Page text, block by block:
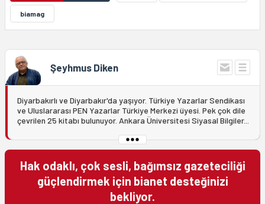
biamag
Şeyhmus Diken
Diyarbakırlı ve Diyarbakır'da yaşıyor. Türkiye Yazarlar Sendikası
ve Uluslararası PEN Yazarlar Türkiye Merkezi üyesi. Pek çok dile
çevrilen 25 kitabı bulunuyor. Ankara Üniversitesi Siyasal Bilgiler...
Hak odaklı, çok sesli, bağımsız gazeteciliği
güçlendirmek için bianet desteğinizi
bekliyor.